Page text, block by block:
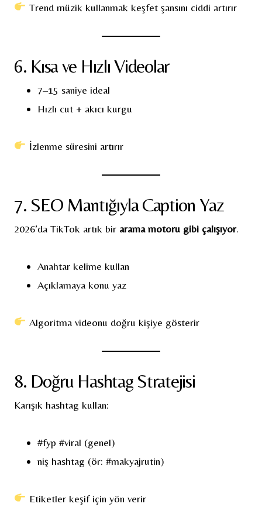
Trend müzik kullanmak keşfet şansını ciddi artırır
6. Kısa ve Hızlı Videolar
7–15 saniye ideal
Hızlı cut + akıcı kurgu
İzlenme süresini artırır
7. SEO Mantığıyla Caption Yaz
2026’da TikTok artık bir arama motoru gibi çalışıyor.
Anahtar kelime kullan
Açıklamaya konu yaz
Algoritma videonu doğru kişiye gösterir
8. Doğru Hashtag Stratejisi
Karışık hashtag kullan:
#fyp #viral (genel)
niş hashtag (ör: #makyajrutin)
Etiketler keşif için yön verir